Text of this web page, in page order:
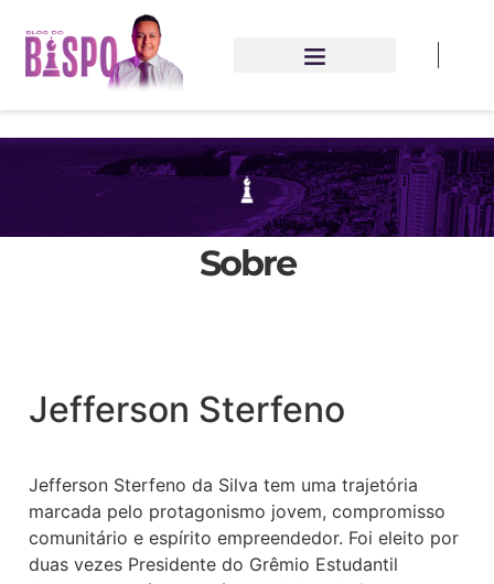
Sobre
Jefferson Sterfeno
Jefferson Sterfeno da Silva tem uma trajetória
marcada pelo protagonismo jovem, compromisso
comunitário e espírito empreendedor. Foi eleito por
duas vezes Presidente do Grêmio Estudantil